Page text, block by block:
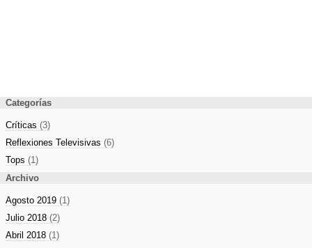
Categorías
Críticas (3)
Reflexiones Televisivas (6)
Tops (1)
Archivo
Agosto 2019 (1)
Julio 2018 (2)
Abril 2018 (1)